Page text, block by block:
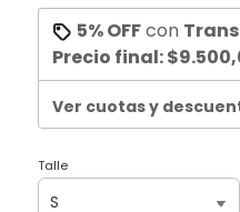
5% OFFcon
Precio final:
Ver cuotas y
Talle